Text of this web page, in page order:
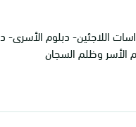
اللاجئين- دبلوم
الأسر وظلم السجان